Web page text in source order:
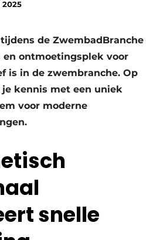
2025
de ZwembadBranche
en ontmoetingsplek voor
is in de zwembranche. Op
kennis met een uniek
voor moderne
snelle